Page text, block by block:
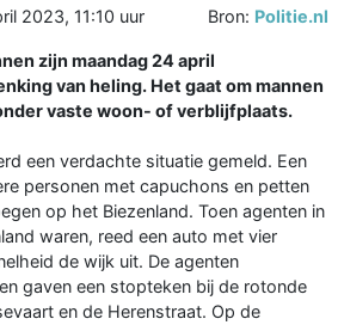
2023, 11:10 uur Bron: Politie.nl
zijn maandag 24 april
van heling. Het gaat om mannen
vaste woon- of verblijfplaats.
een verdachte situatie gemeld. Een
personen met capuchons en petten
op het Biezenland. Toen agenten in
waren, reed een auto met vier
de wijk uit. De agenten
gaven een stopteken bij de rotonde
en de Herenstraat. Op de